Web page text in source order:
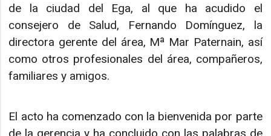
de la ciudad del Ega, al que ha acudido el
consejero de Salud, Fernando Domínguez, la
directora gerente del área, Mª Mar Paternain, así
como otros profesionales del área, compañeros,
familiares y amigos.
El acto ha comenzado con la bienvenida por parte
de la gerencia y ha concluido con las palabras de